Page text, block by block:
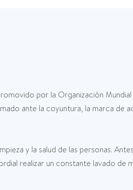
por la Organización Mundial
ante la coyuntura, la marca de
y la salud de las personas.
realizar un constante lavado de